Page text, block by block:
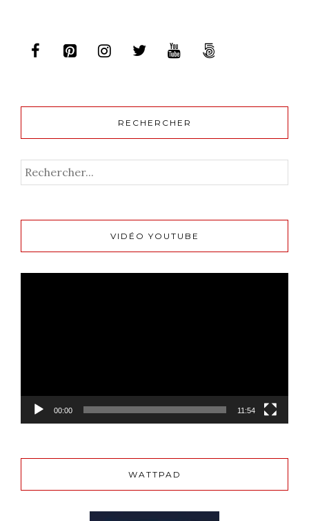
RECHERCHER
VIDÉO YOUTUBE
00:00 11:54
WATTPAD